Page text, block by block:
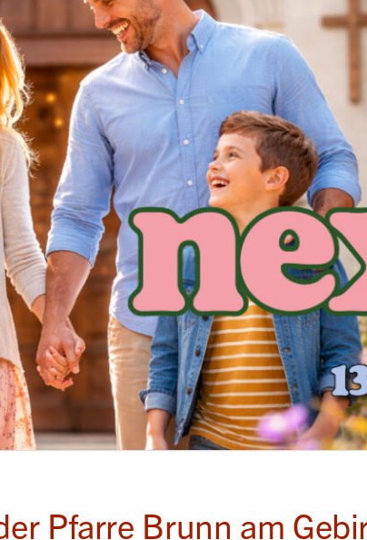
Pfarre Brunn am